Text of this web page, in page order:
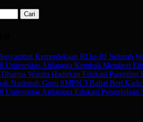
Kemerdekaan RI ke-81 Seluruh
Airlangga Kembali Memberi
Wanita Hadirkan Edukasi
Nasional: Guru SMPN 3 Babat Beri
Airlangga Edukasi Pengelolaan